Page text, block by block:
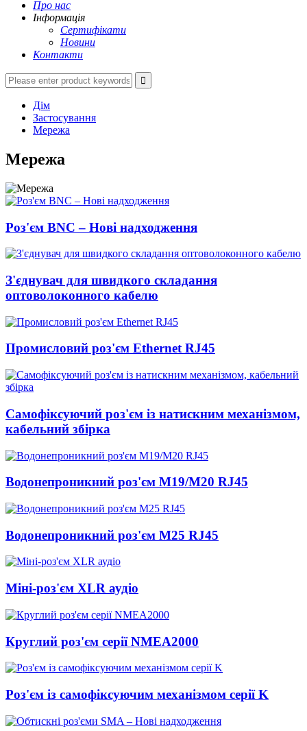
Про нас
Інформація
Сертифікати
Новини
Контакти
Дім
Застосування
Мережа
Мережа
Роз'єм BNC – Нові надходження
З'єднувач для швидкого складання
оптоволоконного кабелю
Промисловий роз'єм Ethernet RJ45
Самофіксуючий роз'єм із натискним механізмом,
кабельний збірка
Водонепроникний роз'єм M19/M20 RJ45
Водонепроникний роз'єм M25 RJ45
Міні-роз'єм XLR аудіо
Круглий роз'єм серії NMEA2000
Роз'єм із самофіксуючим механізмом серії K